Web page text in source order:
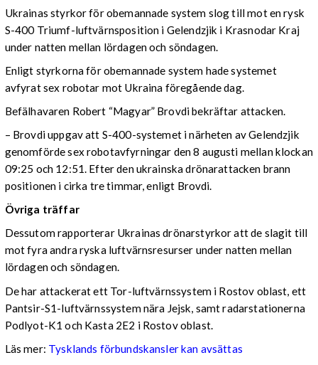
Ukrainas styrkor för obemannade system slog till mot en rysk
S-400 Triumf-luftvärnsposition i Gelendzjik i Krasnodar Kraj
under natten mellan lördagen och söndagen.
Enligt styrkorna för obemannade system hade systemet
avfyrat sex robotar mot Ukraina föregående dag.
Befälhavaren Robert “Magyar” Brovdi bekräftar attacken.
– Brovdi uppgav att S-400-systemet i närheten av Gelendzjik
genomförde sex robotavfyrningar den 8 augusti mellan klockan
09:25 och 12:51. Efter den ukrainska drönarattacken brann
positionen i cirka tre timmar, enligt Brovdi.
Övriga träffar
Dessutom rapporterar Ukrainas drönarstyrkor att de slagit till
mot fyra andra ryska luftvärnsresurser under natten mellan
lördagen och söndagen.
De har attackerat ett Tor-luftvärnssystem i Rostov oblast, ett
Pantsir-S1-luftvärnssystem nära Jejsk, samt radarstationerna
Podlyot-K1 och Kasta 2E2 i Rostov oblast.
Läs mer: Tysklands förbundskansler kan avsättas